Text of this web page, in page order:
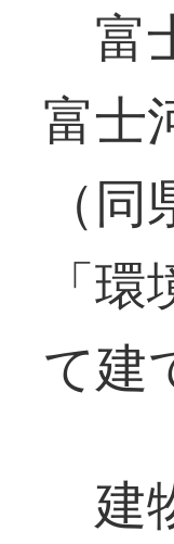
富
富士
（
「
て建
建